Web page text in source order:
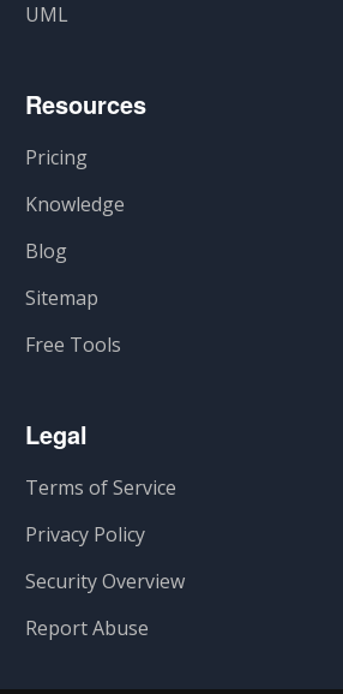
UML
Resources
Pricing
Knowledge
Blog
Sitemap
Free Tools
Legal
Terms of Service
Privacy Policy
Security Overview
Report Abuse